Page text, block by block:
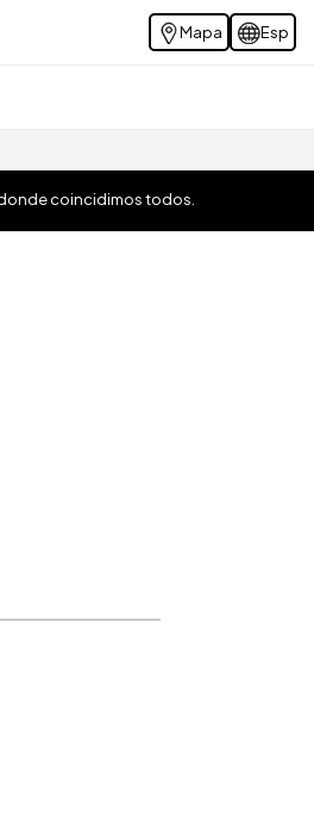
Mapa Esp
donde coincidimos todos.